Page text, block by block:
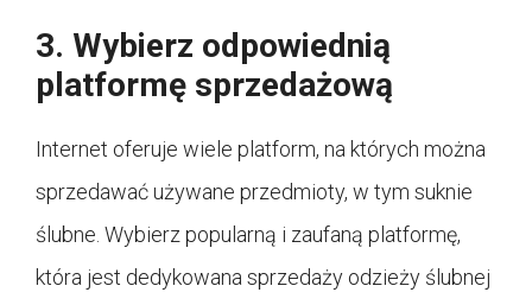
3. Wybierz odpowiednią
platformę sprzedażową
Internet oferuje wiele platform, na których można
sprzedawać używane przedmioty, w tym suknie
ślubne. Wybierz popularną i zaufaną platformę,
która jest dedykowana sprzedaży odzieży ślubnej